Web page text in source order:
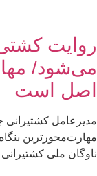
روایت
می‌شود/
اصل است
مدیرعامل کشتیرانی
مهارت‌محورترین
ناوگان ملی کشتیرانی